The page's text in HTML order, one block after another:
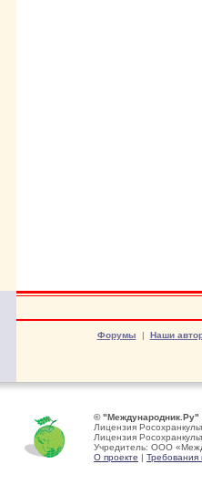
Форумы | Наши
© "Международник.Ру"
Лицензия
Лицензия
Учредитель: ООО
О проекте | Требования